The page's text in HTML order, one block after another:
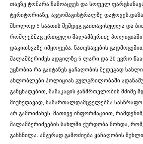
თავზე ტომარა ჩამოაცვეს და სოფელ
ტერიტორიაზე, ავტომაგისტრალზე
მხოლოდ 5 საათის შემდეგ გაითავისუფლა და
რომლებმაც ერთგული შალამბერიძე პოლიციაში
დაკითხვაზე იმყოფება. ნათესავების
შალამბერიძეს ადგილზე 5 ლარი და 20 ევრო
უცნობია რა გაიტანეს ყაჩაღობის შედეგად
ახლობლები პოლიციას გულგრილობაში
განცხადებით, მამაკაცის ჯანმრთელობის მძიმე
მიუხედავად, სამართალდამცველებმა
არ გამოიძახეს. მათივე ინფორმაციით,
შალამბერიძეების სახლში ქურდობა მოხდა,
გახსნილა. ამჯერად გამოძიება ყაჩაღობის